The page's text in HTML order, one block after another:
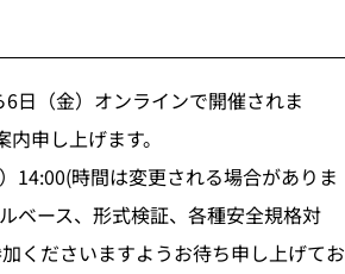
日（金）オンラインで開催されま
申し上げます。
14:00(時間は変更される場合がありま
ベース、形式検証、各種安全規格対
くださいますようお待ち申し上げてお